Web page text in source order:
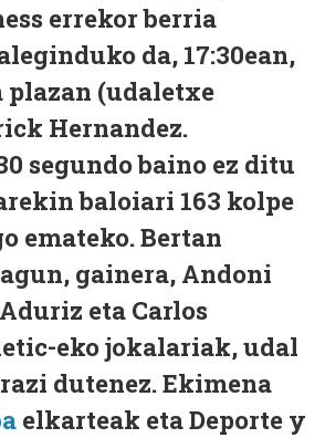
errekor berria
da, 17:30ean,
plazan (udaletxe
Hernandez.
segundo baino ez ditu
baloiari 163 kolpe
emateko. Bertan
gainera, Andoni
eta Carlos
eko jokalariak, udal
dutenez. Ekimena
elkarteak eta Deporte y